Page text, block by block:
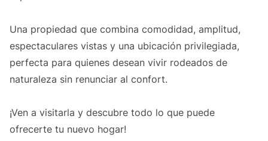
Una propiedad que combina comodidad, amplitud,
espectaculares vistas y una ubicación privilegiada,
perfecta para quienes desean vivir rodeados de
naturaleza sin renunciar al confort.
¡Ven a visitarla y descubre todo lo que puede
ofrecerte tu nuevo hogar!